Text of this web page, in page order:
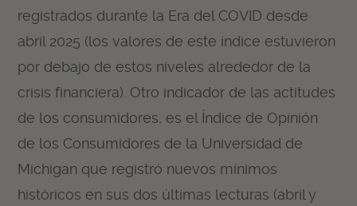
registrados durante la Era del COVID desde
abril 2025 (los valores de este índice estuvieron
por debajo de estos niveles alrededor de la
crisis financiera). Otro indicador de las actitudes
de los consumidores, es el Índice de Opinión
de los Consumidores de la Universidad de
Michigan que registró nuevos mínimos
históricos en sus dos últimas lecturas (abril y